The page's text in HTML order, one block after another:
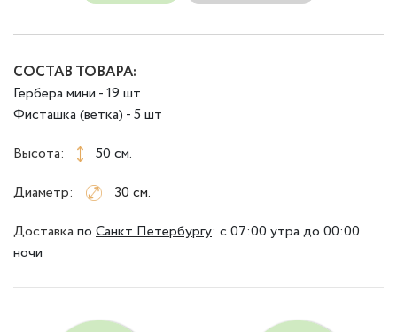
СОСТАВ ТОВАРА:
Гербера мини - 19 шт
Фисташка (ветка) - 5 шт
Высота:
50 см.
Диаметр:
30 см.
Доставка по Санкт Петербургу: с 07:00 утра до 00:00
ночи